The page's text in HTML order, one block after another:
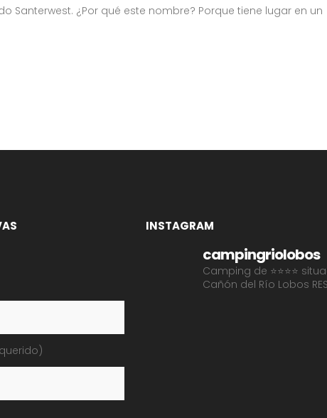
Santerwest. ¿Por qué este nombre? Porque tiene lugar en un
INSTAGRAM
campingriolobos
Camping de ⭐⭐⭐⭐
Cañón del Río Lobos